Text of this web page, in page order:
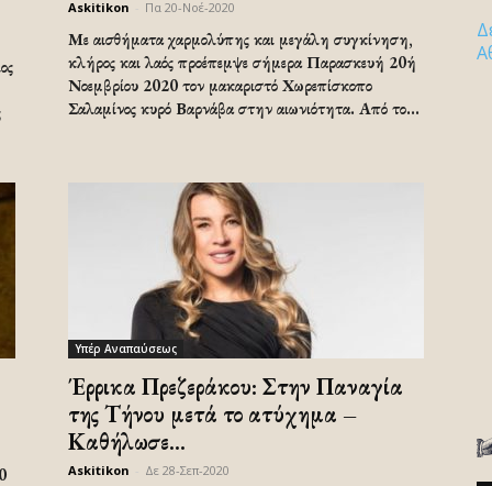
Askitikon Πα 20-Νοέ-2020
Με αισθήματα χαρμολύπης και μεγάλη συγκίνηση,
κλήρος και λαός προέπεμψε σήμερα Παρασκευή 20ή
Νοεμβρίου 2020 τον μακαριστό Χωρεπίσκοπο
Σαλαμίνος κυρό Βαρνάβα στην αιωνιότητα. Από το...
Υπέρ Αναπαύσεως
Έρρικα Πρεζεράκου: Στην Παναγία
της Τήνου μετά το ατύχημα –
Καθήλωσε...
Askitikon Δε 28-Σεπ-2020